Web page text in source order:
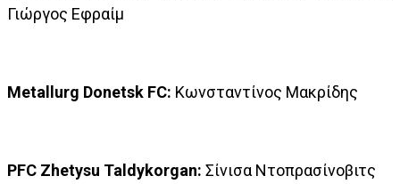
Γιώργος Εφραίμ
Metallurg Donetsk FC: Κωνσταντίνος Μακρίδης
PFC Zhetysu Taldykorgan: Σίνισα Ντοπρασίνοβιτς